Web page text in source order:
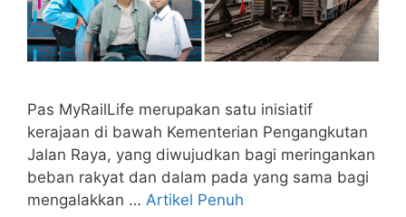
Pas MyRailLife merupakan satu inisiatif
kerajaan di bawah Kementerian Pengangkutan
Jalan Raya, yang diwujudkan bagi meringankan
beban rakyat dan dalam pada yang sama bagi
mengalakkan … Artikel Penuh